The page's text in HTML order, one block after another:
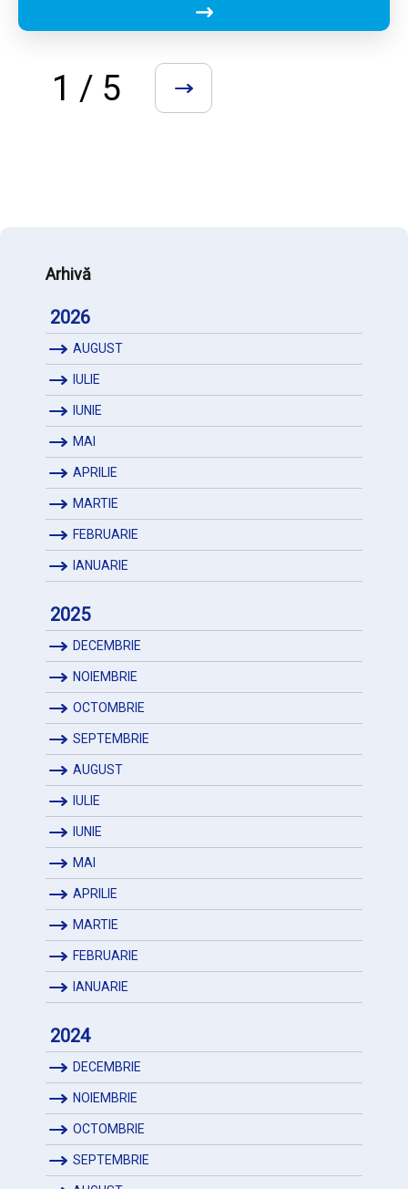
avizului de mediu pentru PDR Centru 2021-2027
Elaborat în perioada 2019-2020, PDR Centru reprezintă
regional și asumat de
1 / 5 »
Arhivă
2026
AUGUST
IULIE
IUNIE
MAI
APRILIE
MARTIE
FEBRUARIE
IANUARIE
2025
DECEMBRIE
NOIEMBRIE
OCTOMBRIE
SEPTEMBRIE
AUGUST
IULIE
IUNIE
MAI
APRILIE
MARTIE
FEBRUARIE
IANUARIE
2024
DECEMBRIE
NOIEMBRIE
OCTOMBRIE
SEPTEMBRIE